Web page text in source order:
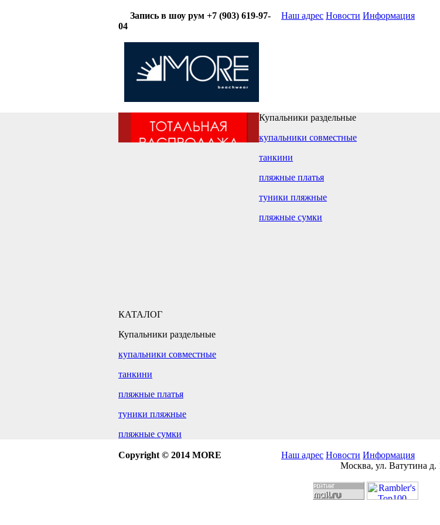
Запись в шоу рум +7 (903) 619-97-
04
Наш адрес Новости Информация
КАТАЛОГ
Купальники раздельные
купальники совместные
танкини
пляжные платья
туники пляжные
пляжные сумки
Купальники раздельные
купальники совместные
танкини
пляжные платья
туники пляжные
пляжные сумки
Copyright © 2014 MORE Наш адрес Новости Информация
Москва, ул. Ватутина д.